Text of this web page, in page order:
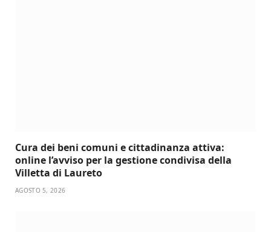
Cura dei beni comuni e cittadinanza attiva:
online l’avviso per la gestione condivisa della
Villetta di Laureto
AGOSTO 5, 2026